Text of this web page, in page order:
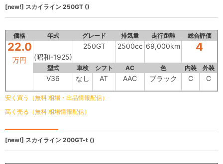
[new!] スカイライン 250GT ()
価格 年式 グレード 排気量 走行距離 総合評価
22.0
万円 (昭和-1925)
250GT 2500cc 69,000km 4
型式 車検 シフト AC 色 内装 外装
V36 なし AT AAC ブラック C C
安く買う（無料 相場・出品情報配信）
高く売る（無料 相場情報配信）
[new!] スカイライン 200GT-t ()